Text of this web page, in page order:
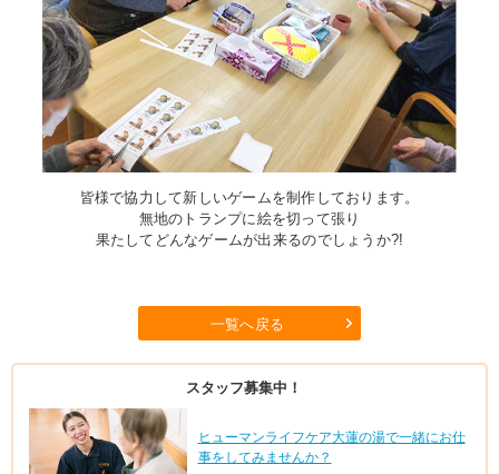
皆様で協力して新しいゲームを制作しております。
無地のトランプに絵を切って張り
果たしてどんなゲームが出来るのでしょうか?!
一覧へ戻る
スタッフ募集中！
ヒューマンライフケア大蓮の湯で一緒にお仕
事をしてみませんか？